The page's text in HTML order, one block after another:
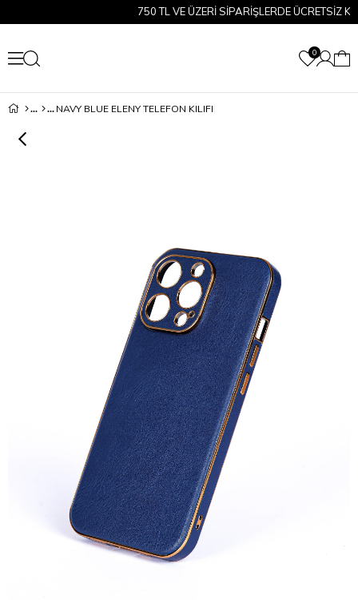
750 TL VE ÜZERİ SİPARİŞLERDE ÜCRETSİZ
0
NAVY BLUE ELENY TELEFON KILIFI